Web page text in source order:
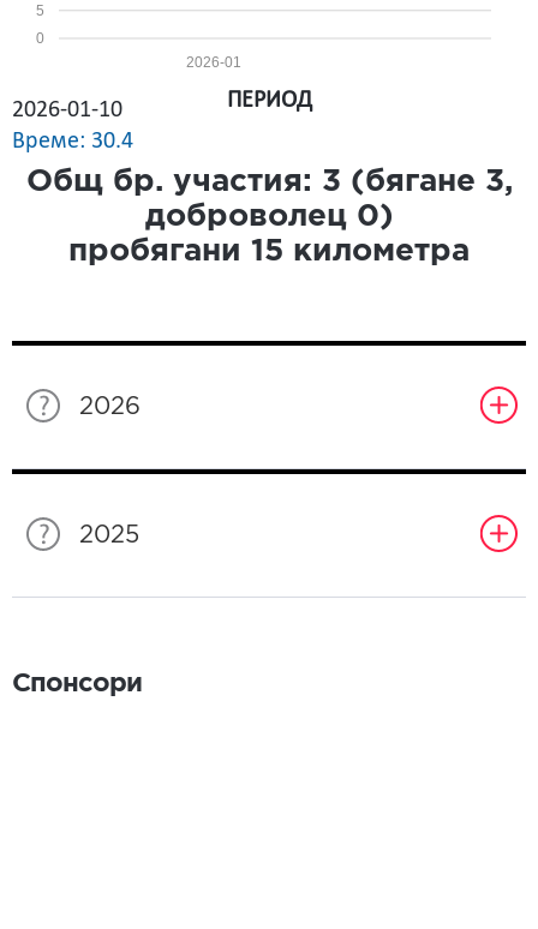
0
5
2026-01
2026-01-10
Време: 30.4
ПЕРИОД
Общ бр. участия: 3 (бягане 3,
доброволец 0)
пробягани 15 километра
2026
2025
Спонсори